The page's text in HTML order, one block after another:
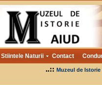
Stiintele Naturii Contact
..:: Muzeul de Istorie